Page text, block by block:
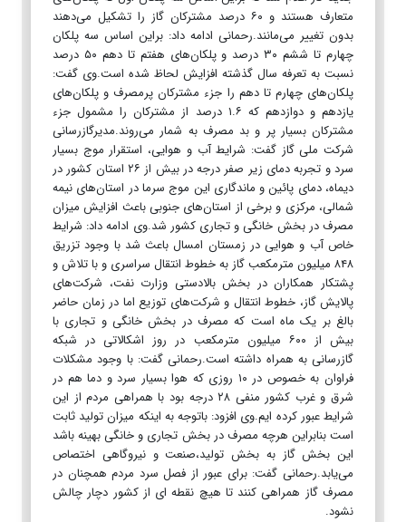
متعارف هستند و ۶۰ درصد مشترکان گاز را تشکیل می‌دهند
بدون تغییر می‌مانند.رحمانی ادامه داد: براین اساس سه پلکان
چهارم تا ششم ۳۰ درصد و پلکان‌های هفتم تا دهم ۵۰ درصد
نسبت به تعرفه سال گذشته افزایش لحاظ شده است.وی گفت:
پلکان‌های چهارم تا دهم را جزء مشترکان پرمصرف و پلکان‌های
یازدهم و دوازدهم که ۱.۶ درصد از مشترکان را مشمول جزء
مشترکان بسیار پر و بد مصرف به شمار می‌روند.مدیرگازرسانی
شرکت ملی گاز گفت: شرایط آب و هوایی، استقرار موج بسیار
سرد و تجربه دمای زیر صفر درجه در بیش از ۲۶ استان کشور در
دیماه، دمای پائین و ماندگاری این موج سرما در استان‌های نیمه
شمالی، مرکزی و برخی از استان‌های جنوبی باعث افزایش میزان
مصرف در بخش خانگی و تجاری کشور شد.وی ادامه داد: شرایط
خاص آب و هوایی در زمستان امسال باعث شد با وجود تزریق
۸۴۸ میلیون مترمکعب گاز به خطوط انتقال سراسری و با تلاش و
پشتکار همکاران در بخش بالادستی وزارت نفت، شرکت‌های
پالایش گاز، خطوط انتقال و شرکت‌های توزیع اما در زمان حاضر
بالغ بر یک ماه است که مصرف در بخش خانگی و تجاری با
بیش از ۶۰۰ میلیون مترمکعب در روز اشکالاتی در شبکه
گازرسانی به همراه داشته است.رحمانی گفت: با وجود مشکلات
فراوان به خصوص در ۱۰ روزی که هوا بسیار سرد و دما هم در
شرق و غرب کشور منفی ۲۸ درجه بود با همراهی مردم از این
شرایط عبور کرده ایم.وی افزود: باتوجه به اینکه میزان تولید ثابت
است بنابراین هرچه مصرف در بخش تجاری و خانگی بهینه باشد
این بخش گاز به بخش تولید،صنعت و نیروگاهی اختصاص
می‌یابد.رحمانی گفت: برای عبور از فصل سرد مردم همچنان در
مصرف گاز همراهی کنند تا هیچ نقطه ای از کشور دچار چالش
نشود.